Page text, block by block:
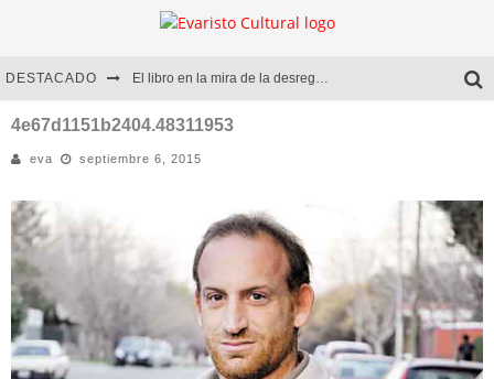
DESTACADO El libro en la mira de la desregulación
Marcelo Rubio | El llovedor
Diego Meret | Hotel Acapulco
Alejandra Correa | La nieve
4e67d1151b2404.48311953
eva septiembre 6, 2015